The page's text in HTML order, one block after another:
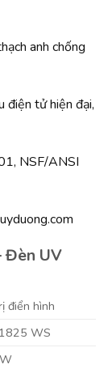
anh chống
điện tử hiện đại,
NSF/ANSI
Đèn UV
điển hình
WS